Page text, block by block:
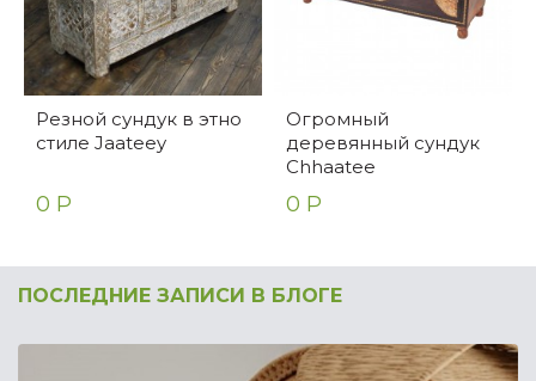
Резной сундук в этно
стиле Jaateey
0 Р
Огромный
деревянный сундук
Chhaatee
0 Р
ПОСЛЕДНИЕ ЗАПИСИ В БЛОГЕ